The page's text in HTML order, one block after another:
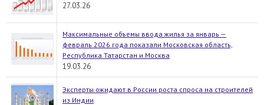
27.03.26
Максимальные объемы ввода жилья за январь —
февраль 2026 года показали Московская область,
Республика Татарстан и Москва
19.03.26
Эксперты ожидают в России роста спроса на строителей
из Индии